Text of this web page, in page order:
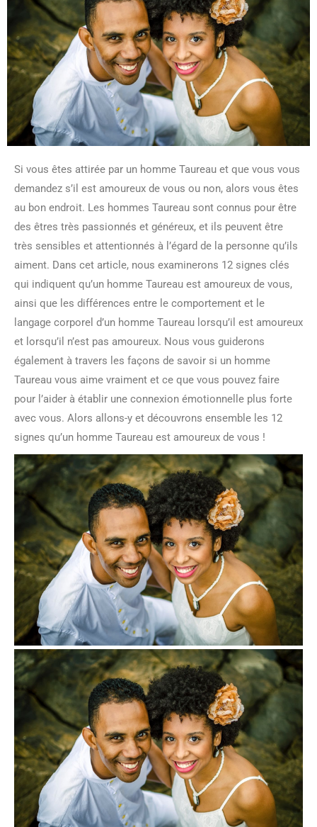
Si vous êtes attirée par un homme Taureau et que vous vous
demandez s’il est amoureux de vous ou non, alors vous êtes
au bon endroit. Les hommes Taureau sont connus pour être
des êtres très passionnés et généreux, et ils peuvent être
très sensibles et attentionnés à l’égard de la personne qu’ils
aiment. Dans cet article, nous examinerons 12 signes clés
qui indiquent qu’un homme Taureau est amoureux de vous,
ainsi que les différences entre le comportement et le
langage corporel d’un homme Taureau lorsqu’il est amoureux
et lorsqu’il n’est pas amoureux. Nous vous guiderons
également à travers les façons de savoir si un homme
Taureau vous aime vraiment et ce que vous pouvez faire
pour l’aider à établir une connexion émotionnelle plus forte
avec vous. Alors allons-y et découvrons ensemble les 12
signes qu’un homme Taureau est amoureux de vous !